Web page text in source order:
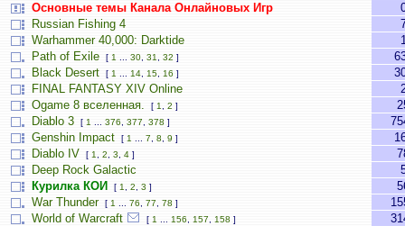
Основные темы Канала Онлайновых Игр
Russian Fishing 4
Warhammer 40,000: Darktide
Path of Exile
[ 1 30 31 32 ]
Black Desert
[ 1 14 15 16 ]
FINAL FANTASY XIV Online
Ogame 8 вселенная.
[ 1 2 ]
Diablo 3
[ 1 376 377 378 ]
Genshin Impact
[ 1 7 8 9 ]
Diablo IV
[ 1 2 3 4 ]
Deep Rock Galactic
Курилка КОИ
[ 1 2 3 ]
War Thunder
[ 1 76 77 78 ]
World of Warcraft
[ 1 156 157 158 ]